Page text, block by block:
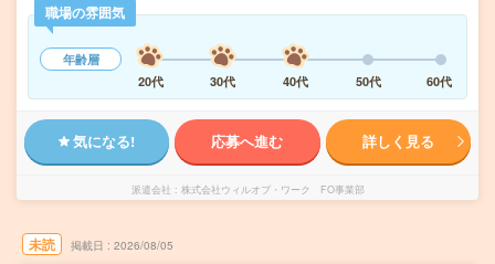
職場の雰囲気
年齢層
20代
30代 40代 50代 60代
気になる! 応募へ進む 詳しく見る
派遣会社 株式会社ウィルオブ・ワーク FO事業部
未読 掲載日 2026/08/05